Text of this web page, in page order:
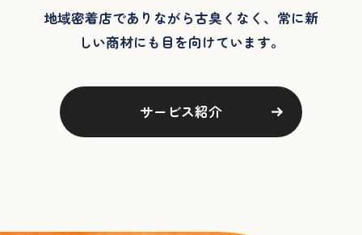
地域密着店でありながら古臭くなく、常に新
しい商材にも目を向けています。
サービス紹介